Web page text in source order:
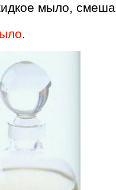
мыло,
.